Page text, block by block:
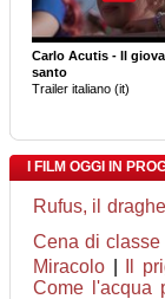
Carlo Acutis - Il
santo
Trailer italiano (it)
I FILM OGGI IN
Rufus, il
Cena di classe
Miracolo
Il
Come l'acqua